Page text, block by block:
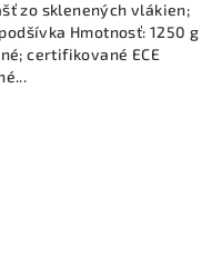
zo sklenených vlákien;
Hmotnosť: 1250 g
certifikované ECE